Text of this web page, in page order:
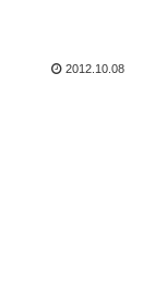
2012.10.08